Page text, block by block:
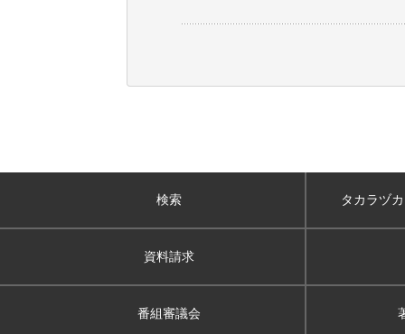
検索 タカラヅ
資料請求
番組審議会